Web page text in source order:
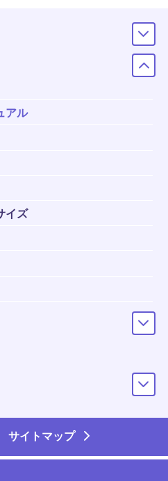
アル
イズ
サイトマップ